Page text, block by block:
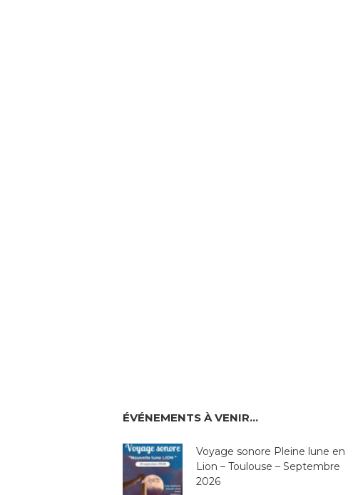
ÉVÉNEMENTS À VENIR…
Voyage sonore Pleine lune en
Lion – Toulouse – Septembre
2026